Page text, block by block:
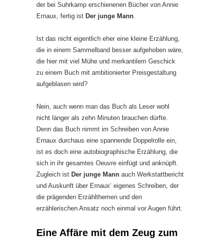
der bei Suhrkamp erschienenen Bücher von Annie
Ernaux, fertig ist Der junge Mann
Ist das nicht eigentlich eher eine kleine Erzählung,
die in einem Sammelband besser aufgehoben wäre,
die hier mit viel Mühe und merkantilem Geschick
zu einem Buch mit ambitionierter Preisgestaltung
aufgeblasen wird?
Nein, auch wenn man das Buch als Leser wohl
nicht länger als zehn Minuten brauchen dürfte.
Denn das Buch nimmt im Schreiben von Annie
Ernaux durchaus eine spannende Doppelrolle ein,
ist es doch eine autobiographische Erzählung, die
sich in ihr gesamtes Oeuvre einfügt und anknüpft.
Zugleich ist Der junge Mann auch Werkstattbericht
und Auskunft über Ernaux‘ eigenes Schreiben, der
die prägenden Erzählthemen und den
erzählerischen Ansatz noch einmal vor Augen führt.
Eine Affäre mit dem Zeug zum